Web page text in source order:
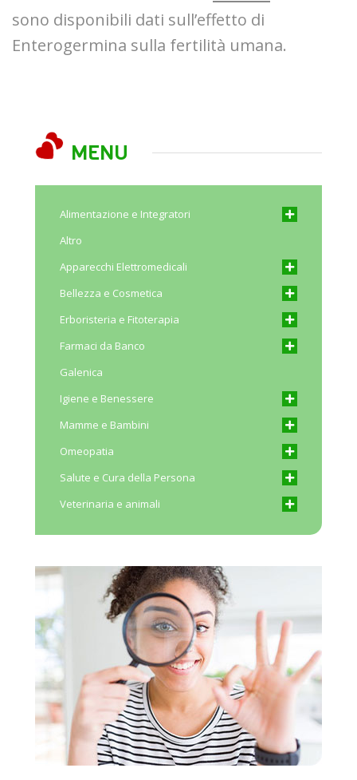
sono disponibili dati sull’effetto di
Enterogermina sulla fertilità umana.
MENU
Alimentazione e Integratori
Altro
Apparecchi Elettromedicali
Bellezza e Cosmetica
Erboristeria e Fitoterapia
Farmaci da Banco
Galenica
Igiene e Benessere
Mamme e Bambini
Omeopatia
Salute e Cura della Persona
Veterinaria e animali